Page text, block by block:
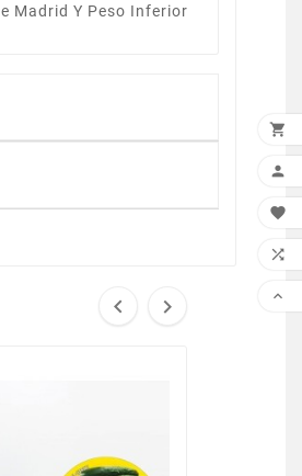
Madrid Y Peso Inferior
 




